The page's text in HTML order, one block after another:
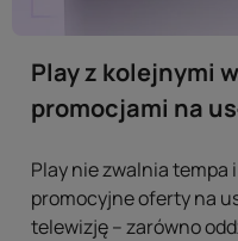
Play z kolejnymi
promocjami na
Play nie zwalnia tempa
promocyjne oferty na
telewizję – zarówno